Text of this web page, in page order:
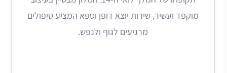
מוקפד ועשיר, שירות יוצא דופן וספא המציע טיפולים
מרגיעים לגוף ולנפש.